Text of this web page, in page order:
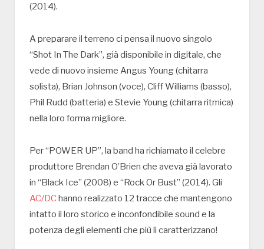
(2014).
A preparare il terreno ci pensa il nuovo singolo
“Shot In The Dark”, già disponibile in digitale, che
vede di nuovo insieme Angus Young (chitarra
solista), Brian Johnson (voce), Cliff Williams (basso),
Phil Rudd (batteria) e Stevie Young (chitarra ritmica)
nella loro forma migliore.
Per “POWER UP”, la band ha richiamato il celebre
produttore Brendan O’Brien che aveva già lavorato
in “Black Ice” (2008) e “Rock Or Bust” (2014). Gli
AC/DChanno realizzato 12 tracce che mantengono
intatto il loro storico e inconfondibile sound e la
potenza degli elementi che più li caratterizzano!